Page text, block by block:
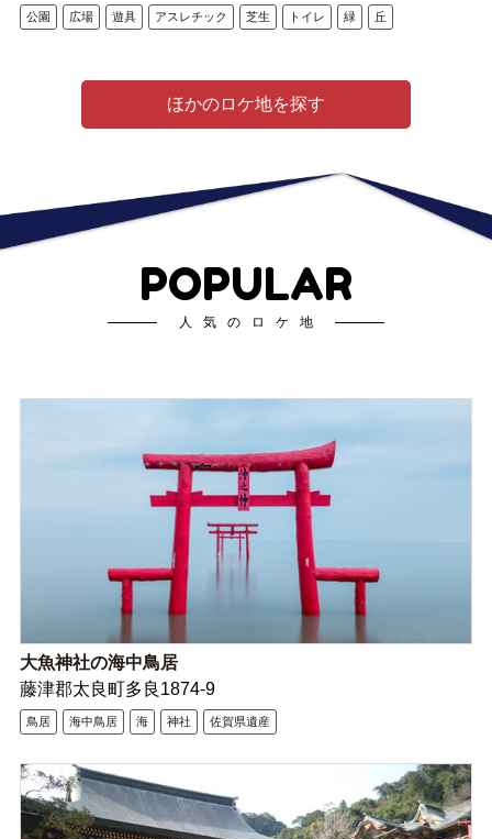
公園 広場 遊具 アスレチック 芝生 トイレ 緑 丘
ほかのロケ地を探す
POPULAR
人気のロケ地
大魚神社の海中鳥居
藤津郡太良町多良1874-9
鳥居 海中鳥居 海 神社 佐賀県遺産